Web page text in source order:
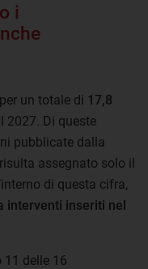
i
un totale di 17,8
2027. Di queste
pubblicate dalla
assegnato solo il
di questa cifra,
interventi inseriti nel
11 delle 16